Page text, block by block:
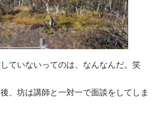
ていないってのは、なんなんだ。笑
、坊は講師と一対一で面談をしてしま